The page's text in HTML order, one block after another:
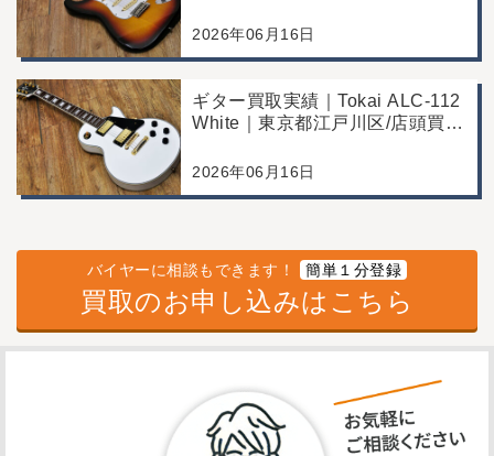
2026年06月16日
ギター買取実績｜Tokai ALC-112
White｜東京都江戸川区/店頭買
2026年06月16日
バイヤーに相談もできます！ 簡単１分登録
買取のお申し込みはこちら